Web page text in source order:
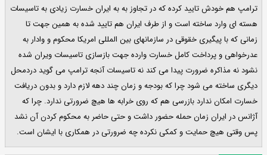
ترامپ هم خودش تایید کرده که در تجاوز به به ایران خسارت زیادی به تاسیسات
هسته ای وارد ساخته است و از طرف ایران هم تایید شده به همین جهت تا
زمانی که با پیگیری خقوقی در سازمانهای بین المللی امریکا محکوم و وادار به
عدرخواهی و پرداخت کامل خسارت وارده جهت بازسازی تاسیسات ویران شده
نشود نه مذاکره ضرورت پیدا می کند نه تاسیسات آنجه ترامپ می گوید دردمحل
دیگری ساخته می شود چرا که بودجه و زمان چند دهه لازم دارد و بدون دریافت
خسارت امکان ندارد بازرسی هم که روی خرابه ها هیچ ضرورتی ندارد. چرا که
آژانس در ایران زمان حمله حضور داشت و حتی حاضر به محکوم کردن آن نشد
پس وقتی هیچ حمایت و کمکی نکرده چه ضرورتی در همکاری با ایشان است.